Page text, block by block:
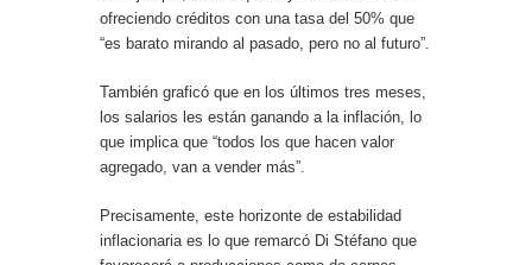
ofreciendo créditos con una tasa del 50% que
“es barato mirando al pasado, pero no al futuro”.
También graficó que en los últimos tres meses,
los salarios les están ganando a la inflación, lo
que implica que “todos los que hacen valor
agregado, van a vender más”.
Precisamente, este horizonte de estabilidad
inflacionaria es lo que remarcó Di Stéfano que